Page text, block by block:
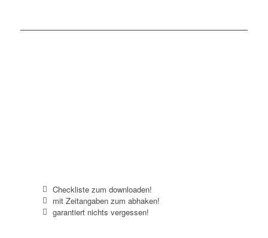
Checkliste zum downloaden!
mit Zeitangaben zum abhaken!
garantiert nichts vergessen!